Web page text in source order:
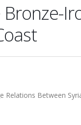
Bronze-
Between